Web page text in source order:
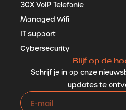
3CX VoIP Telefonie
Managed Wifi
IT support
Cybersecurity
Blijf op de
Schrijf je in op onze
updates te